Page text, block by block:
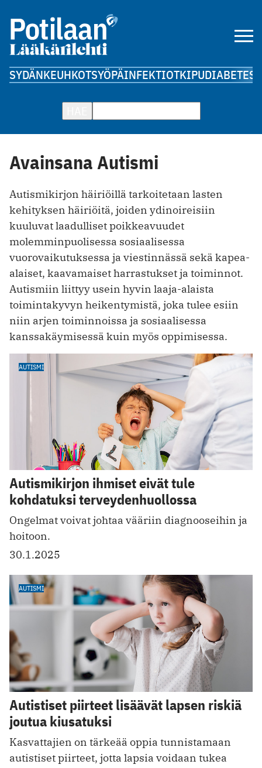
SYDÄNKEUHKOTSYÖPÄINFEKTIOTKIPUDIABETES
Avainsana Autismi
Autismikirjon häiriöillä tarkoitetaan lasten
kehityksen häiriöitä, joiden ydinoireisiin
kuuluvat laadulliset poikkeavuudet
molemminpuolisessa sosiaalisessa
vuorovaikutuksessa ja viestinnässä sekä kapea-
alaiset, kaavamaiset harrastukset ja toiminnot.
Autismiin liittyy usein hyvin ­laaja-alaista
toimintakyvyn heikentymistä, joka tulee esiin
niin arjen toiminnoissa ja sosiaalisessa
kanssakäymisessä kuin myös oppimisessa.
AUTISMI
Autismikirjon ihmiset eivät tule
kohdatuksi terveydenhuollossa
Ongelmat voivat johtaa vääriin diagnooseihin ja
hoitoon.
30.1.2025
AUTISMI
Autistiset piirteet lisäävät lapsen riskiä
joutua kiusatuksi
Kasvattajien on tärkeää oppia tunnistamaan
autistiset piirteet, jotta lapsia voidaan tukea